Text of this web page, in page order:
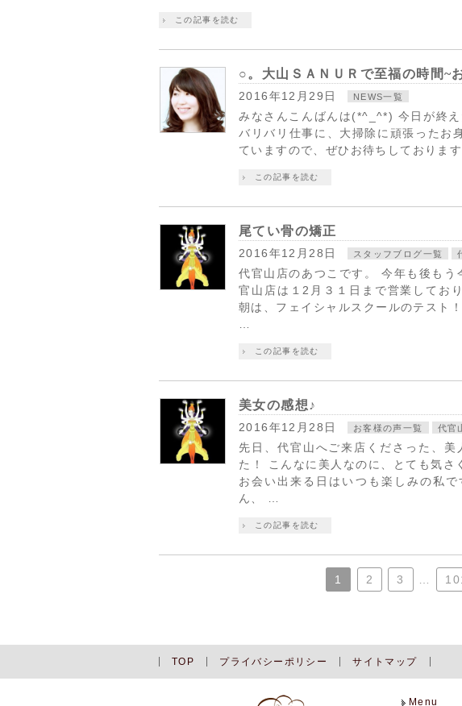
この記事を読む
○。大山ＳＡＮＵＲで至福の時間~
2016年12月29日 NEWS一覧
みなさんこんばんは(*^_^*) 今日が終
バリバリ仕事に、大掃除に頑張ったお
ていますので、ぜひお待ちしておりま
この記事を読む
尾てい骨の矯正
2016年12月28日 スタッフブログ一覧
代官山店のあつこです。 今年も後も
官山店は１2月３１日まで営業して
朝は、フェイシャルスクールのテスト
この記事を読む
美女の感想♪
2016年12月28日 お客様の声一覧 代官
先日、代官山へご来店くださった、
た！ こんなに美人なのに、とても気さ
お会い出来る日はいつも楽しみの私
ん、 …
この記事を読む
1 2 3
TOP プライバシーポリシー サイトマップ
Menu